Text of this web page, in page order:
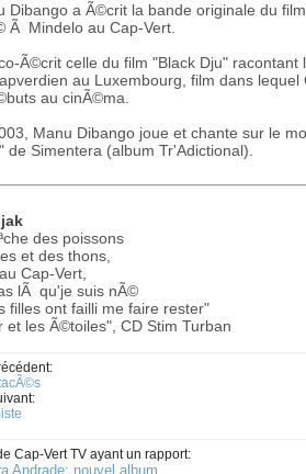
Dibango a Ã©crit la bande originale du
Ã Mindelo au Cap-Vert.
Ã©crit celle du film "Black Dju" racontant
au Luxembourg, film dans lequel
au cinÃ©ma.
Manu Dibango joue et chante sur le
de Simentera (album Tr'Adictional).
des poissons
et des thons,
Cap-Vert,
lÃ qu'je suis nÃ©
filles ont failli me faire rester"
et les Ã©toiles", CD Stim Turban
Cap-Vert TV ayant un rapport:
Andrade: nouvel album